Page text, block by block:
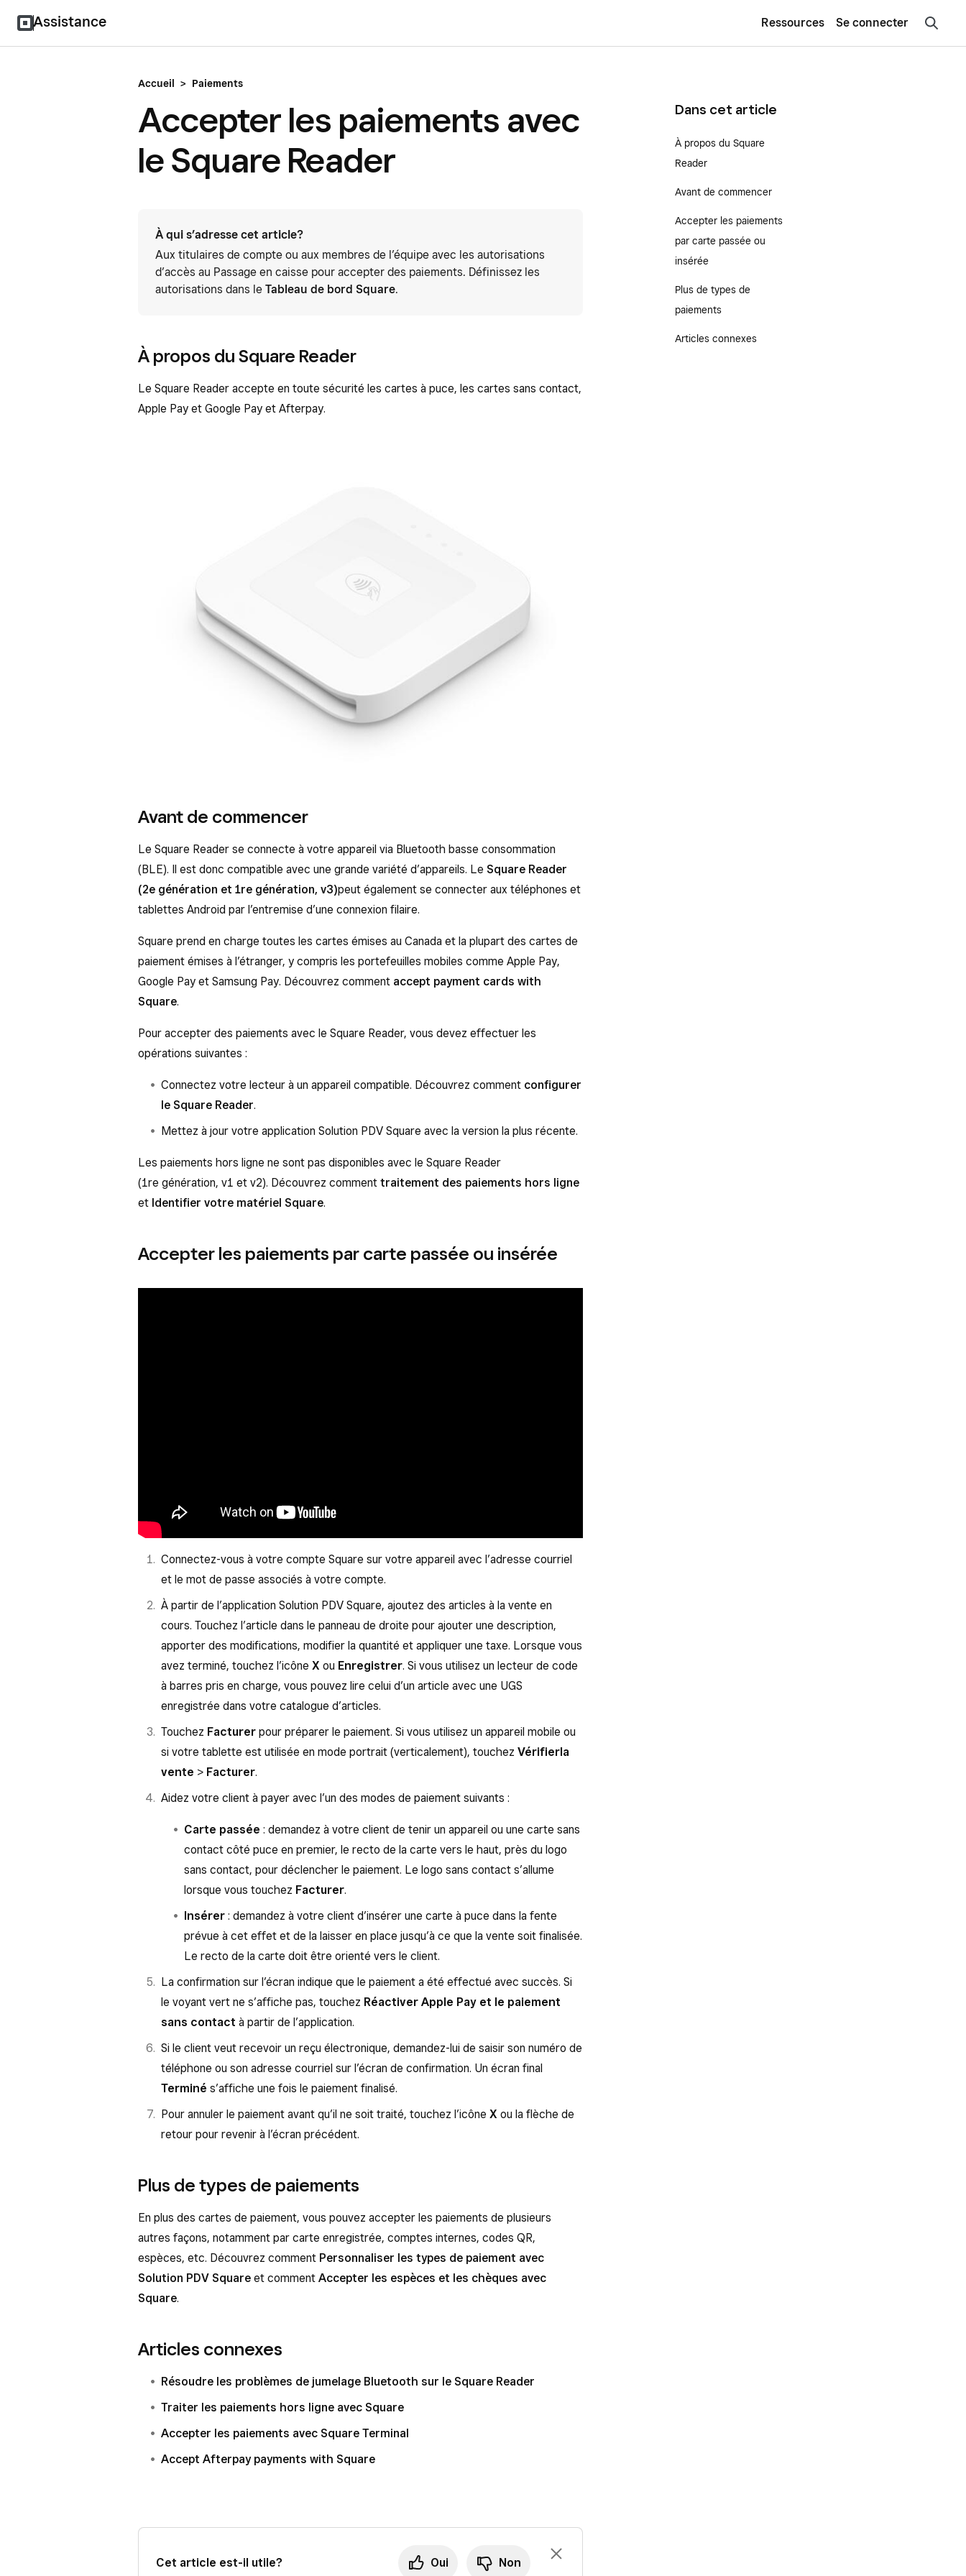
Assistance Ressources Se connecter
Accueil > Paiements
Accepter les paiements avec
le Square Reader
À qui s’adresse cet article?
Aux titulaires de compte ou aux membres de l’équipe avec les autorisations
d’accès au Passage en caisse pour accepter des paiements. Définissez les
autorisations dans le Tableau de bord Square.
À propos du Square Reader
Le Square Reader accepte en toute sécurité les cartes à puce, les cartes sans contact,
Apple Pay et Google Pay et Afterpay.
Avant de commencer
Le Square Reader se connecte à votre appareil via Bluetooth basse consommation
(BLE). Il est donc compatible avec une grande variété d’appareils. Le Square Reader
(2e génération et 1re génération, v3)peut également se connecter aux téléphones et
tablettes Android par l’entremise d’une connexion filaire.
Square prend en charge toutes les cartes émises au Canada et la plupart des cartes de
paiement émises à l’étranger, y compris les portefeuilles mobiles comme Apple Pay,
Google Pay et Samsung Pay. Découvrez comment accept payment cards with
Square.
Pour accepter des paiements avec le Square Reader, vous devez effectuer les
opérations suivantes :
Connectez votre lecteur à un appareil compatible. Découvrez comment configurer
le Square Reader.
Mettez à jour votre application Solution PDV Square avec la version la plus récente.
Les paiements hors ligne ne sont pas disponibles avec le Square Reader
(1re génération, v1 et v2). Découvrez comment traitement des paiements hors ligne
et Identifier votre matériel Square.
Accepter les paiements par carte passée ou insérée
Connectez-vous à votre compte Square sur votre appareil avec l’adresse courriel
et le mot de passe associés à votre compte.
À partir de l’application Solution PDV Square, ajoutez des articles à la vente en
cours. Touchez l’article dans le panneau de droite pour ajouter une description,
apporter des modifications, modifier la quantité et appliquer une taxe. Lorsque vous
avez terminé, touchez l’icône X ou Enregistrer. Si vous utilisez un lecteur de code
à barres pris en charge, vous pouvez lire celui d’un article avec une UGS
enregistrée dans votre catalogue d’articles.
Touchez Facturer pour préparer le paiement. Si vous utilisez un appareil mobile ou
si votre tablette est utilisée en mode portrait (verticalement), touchez Vérifierla
vente > Facturer.
Aidez votre client à payer avec l’un des modes de paiement suivants :
Carte passée : demandez à votre client de tenir un appareil ou une carte sans
contact côté puce en premier, le recto de la carte vers le haut, près du logo
sans contact, pour déclencher le paiement. Le logo sans contact s’allume
lorsque vous touchez Facturer.
Insérer : demandez à votre client d’insérer une carte à puce dans la fente
prévue à cet effet et de la laisser en place jusqu’à ce que la vente soit finalisée.
Le recto de la carte doit être orienté vers le client.
La confirmation sur l’écran indique que le paiement a été effectué avec succès. Si
le voyant vert ne s’affiche pas, touchez Réactiver Apple Pay et le paiement
sans contact à partir de l’application.
Si le client veut recevoir un reçu électronique, demandez-lui de saisir son numéro de
téléphone ou son adresse courriel sur l’écran de confirmation. Un écran final
Terminé s’affiche une fois le paiement finalisé.
Pour annuler le paiement avant qu’il ne soit traité, touchez l’icône X ou la flèche de
retour pour revenir à l’écran précédent.
Plus de types de paiements
En plus des cartes de paiement, vous pouvez accepter les paiements de plusieurs
autres façons, notamment par carte enregistrée, comptes internes, codes QR,
espèces, etc. Découvrez comment Personnaliser les types de paiement avec
Solution PDV Square et comment Accepter les espèces et les chèques avec
Square.
Articles connexes
Résoudre les problèmes de jumelage Bluetooth sur le Square Reader
Traiter les paiements hors ligne avec Square
Accepter les paiements avec Square Terminal
Accept Afterpay payments with Square
Cet article est-il utile? Oui Non
Dans cet article
À propos du Square
Reader
Avant de commencer
Accepter les paiements
par carte passée ou
insérée
Plus de types de
paiements
Articles connexes